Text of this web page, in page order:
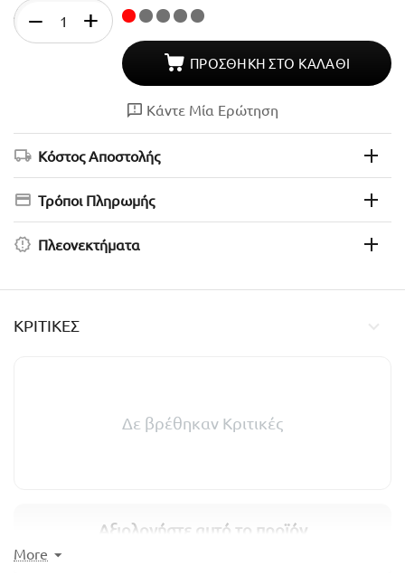
+
−
Απόθεμα
ΠΡΟΣΘΉΚΗ ΣΤΟ ΚΑΛΆΘΙ
Κάντε Μία Ερώτηση
Κόστος Αποστολής
Τρόποι Πληρωμής
Πλεονεκτήματα
ΚΡΙΤΙΚΈΣ
Δε βρέθηκαν Κριτικές
Αξιολογήστε αυτό το προϊόν
Μοιραστείτε τις σκέψεις σας με άλλους πελάτες
More